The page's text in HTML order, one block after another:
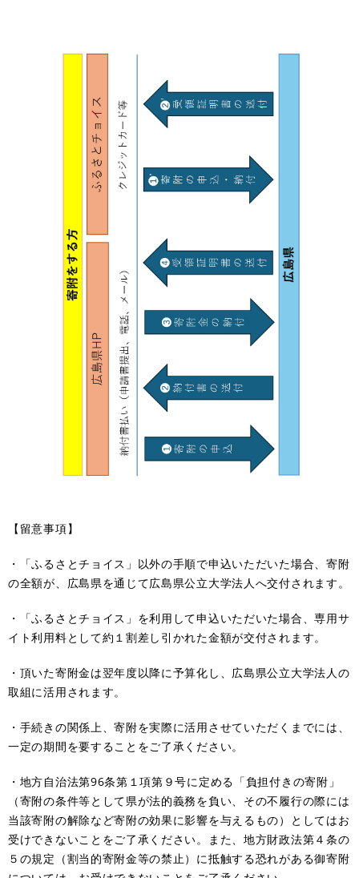
【留意事項】
・「ふるさとチョイス」以外の手順で申込いただいた場合、寄附
の全額が、広島県を通じて広島県公立大学法人へ交付されます。
・「ふるさとチョイス」を利用して申込いただいた場合、専用サ
イト利用料として約１割差し引かれた金額が交付されます。
・頂いた寄附金は翌年度以降に予算化し、広島県公立大学法人の
取組に活用されます。
・手続きの関係上、寄附を実際に活用させていただくまでには、
一定の期間を要することをご了承ください。
・地方自治法第96条第１項第９号に定める「負担付きの寄附」
（寄附の条件等として県が法的義務を負い、その不履行の際には
当該寄附の解除など寄附の効果に影響を与えるもの）としてはお
受けできないことをご了承ください。また、地方財政法第４条の
５の規定（割当的寄附金等の禁止）に抵触する恐れがある御寄附